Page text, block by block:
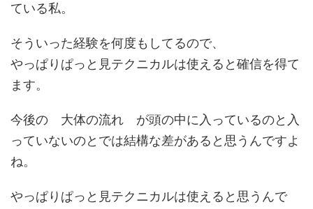
ている私。
そういった経験を何度もしてるので、
やっぱりぱっと見テクニカルは使えると確信を得て
ます。
今後の 大体の流れ が頭の中に入っているのと入
っていないのとでは結構な差があると思うんですよ
ね。
やっぱりぱっと見テクニカルは使えると思うんで